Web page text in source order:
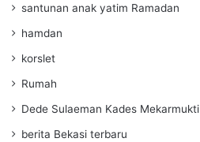
santunan anak yatim Ramadan
hamdan
korslet
Rumah
Dede Sulaeman Kades Mekarmukti
berita Bekasi terbaru